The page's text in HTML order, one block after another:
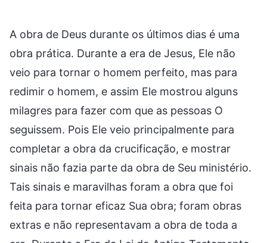
A obra de Deus durante os últimos dias é uma
obra prática. Durante a era de Jesus, Ele não
veio para tornar o homem perfeito, mas para
redimir o homem, e assim Ele mostrou alguns
milagres para fazer com que as pessoas O
seguissem. Pois Ele veio principalmente para
completar a obra da crucificação, e mostrar
sinais não fazia parte da obra de Seu ministério.
Tais sinais e maravilhas foram a obra que foi
feita para tornar eficaz Sua obra; foram obras
extras e não representavam a obra de toda a